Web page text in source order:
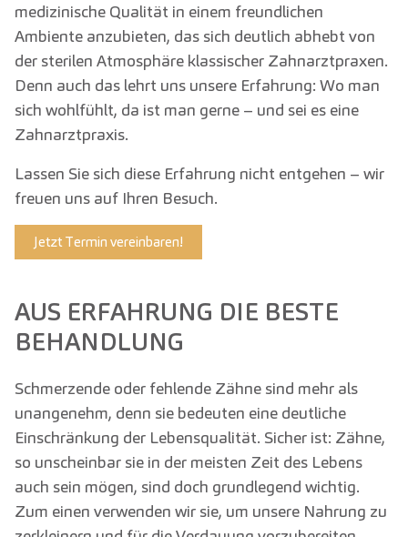
medizinische Qualität in einem freundlichen
Ambiente anzubieten, das sich deutlich abhebt von
der sterilen Atmosphäre klassischer Zahnarztpraxen.
Denn auch das lehrt uns unsere Erfahrung: Wo man
sich wohlfühlt, da ist man gerne – und sei es eine
Zahnarztpraxis.
Lassen Sie sich diese Erfahrung nicht entgehen – wir
freuen uns auf Ihren Besuch.
Jetzt Termin vereinbaren!
AUS ERFAHRUNG DIE BESTE
BEHANDLUNG
Schmerzende oder fehlende Zähne sind mehr als
unangenehm, denn sie bedeuten eine deutliche
Einschränkung der Lebensqualität. Sicher ist: Zähne,
so unscheinbar sie in der meisten Zeit des Lebens
auch sein mögen, sind doch grundlegend wichtig.
Zum einen verwenden wir sie, um unsere Nahrung zu